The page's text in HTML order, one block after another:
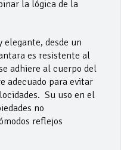
la lógica de la
desde un
es resistente al
adhiere al cuerpo del
adecuado para evitar
Su uso en el
no
reflejos